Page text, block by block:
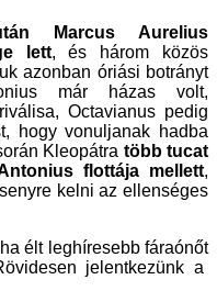
Marcus Aurelius
lett, és három közös
azonban óriási botrányt
már házas volt,
Octavianus pedig
hogy vonuljanak hadba
Kleopátra több tucat
flottája mellett,
kelni az ellenséges
élt leghíresebb fáraónőt
jelentkezünk a